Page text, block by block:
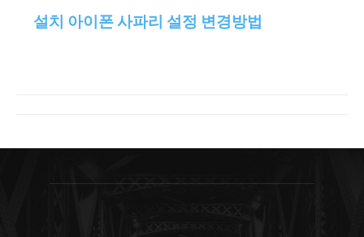
설치 아이폰 사파리 설정 변경방법